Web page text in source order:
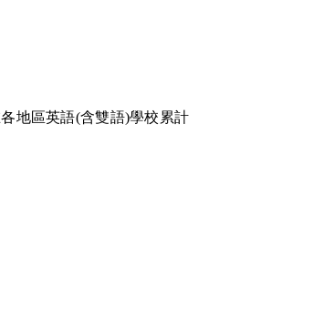
地區英語(含雙語)學校累計